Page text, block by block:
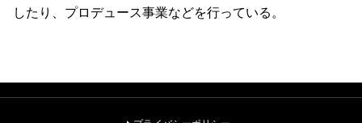
したり、プロデュース事業などを行っている。